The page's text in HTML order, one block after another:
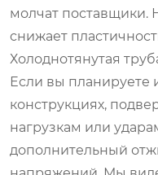
молчат поставщики.
снижает
Холоднотянутая
Если вы планируете
конструкциях,
нагрузкам или
дополнительный